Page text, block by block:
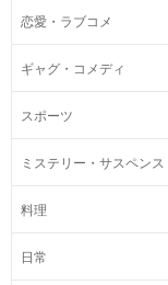
恋愛・ラブコメ
ギャグ・コメディ
スポーツ
ミステリー・サスペンス
料理
日常